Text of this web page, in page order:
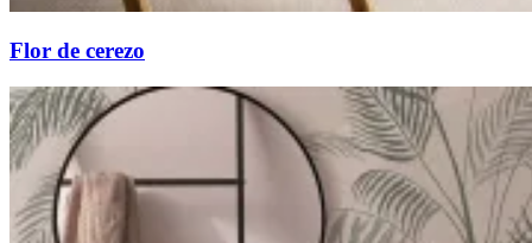
Flor de cerezo